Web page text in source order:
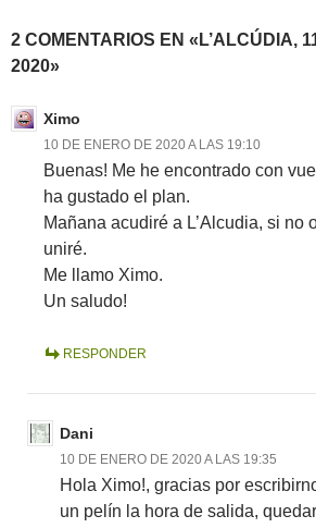
2 COMENTARIOS EN «L’ALCÚDIA,
2020»
Ximo
10 DE ENERO DE 2020 A LAS 19:10
Buenas! Me he encontrado con
ha gustado el plan.
Mañana acudiré a L’Alcudia, si no
uniré.
Me llamo Ximo.
Un saludo!
RESPONDER
Dani
10 DE ENERO DE 2020 A LAS 19:35
Hola Ximo!, gracias por
un pelín la hora de salida,